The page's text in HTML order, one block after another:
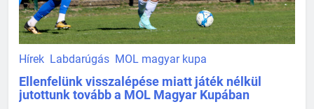
Hírek Labdarúgás MOL magyar kupa
Ellenfelünk visszalépése miatt játék nélkül
jutottunk tovább a MOL Magyar Kupában